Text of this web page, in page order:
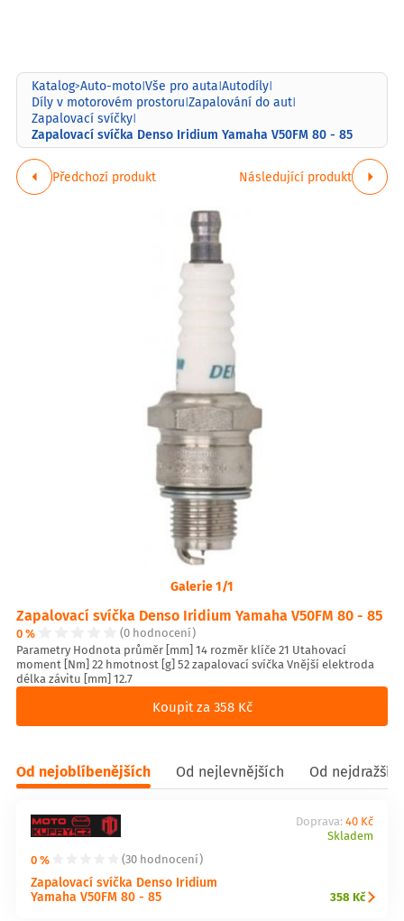
Katalog>Auto-moto|Vše pro auta|Autodíly|
Díly v motorovém prostoru|Zapalování do aut|
Zapalovací svíčky|
Zapalovací svíčka Denso Iridium Yamaha V50FM 80 - 85
Předchozí produkt Následující produkt
Galerie 1/1
Zapalovací svíčka Denso Iridium Yamaha V50FM 80 - 85
0 %
(0 hodnocení)
Parametry Hodnota průměr [mm] 14 rozměr klíče 21 Utahovací
moment [Nm] 22 hmotnost [g] 52 zapalovací svíčka Vnější elektroda
délka závitu [mm] 12.7
Koupit za 358 Kč
Od nejoblíbenějších Od nejlevnějších Od
0 % (30 hodnocení)
Zapalovací svíčka Denso Iridium
Yamaha V50FM 80 - 85
Doprava: 40 Kč
Skladem
358 Kč